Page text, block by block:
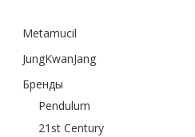
Metamucil
JungKwanJang
Бренды
Pendulum
21st Century